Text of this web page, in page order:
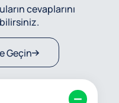
cevaplarını
Geçin